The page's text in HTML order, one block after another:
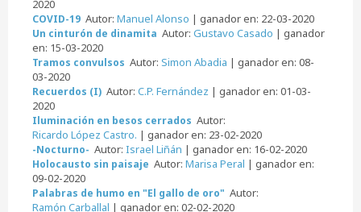
2020
COVID-19 Autor: Manuel Alonso | ganador en: 22-03-2020
Un cinturón de dinamita Autor: Gustavo Casado | ganador
en: 15-03-2020
Tramos convulsos Autor: Simon Abadia | ganador en: 08-
03-2020
Recuerdos (I) Autor: C.P. Fernández | ganador en: 01-03-
2020
Iluminación en besos cerrados Autor:
Ricardo López Castro. | ganador en: 23-02-2020
-Nocturno- Autor: Israel Liñán | ganador en: 16-02-2020
Holocausto sin paisaje Autor: Marisa Peral | ganador en:
09-02-2020
Palabras de humo en "El gallo de oro" Autor:
Ramón Carballal | ganador en: 02-02-2020